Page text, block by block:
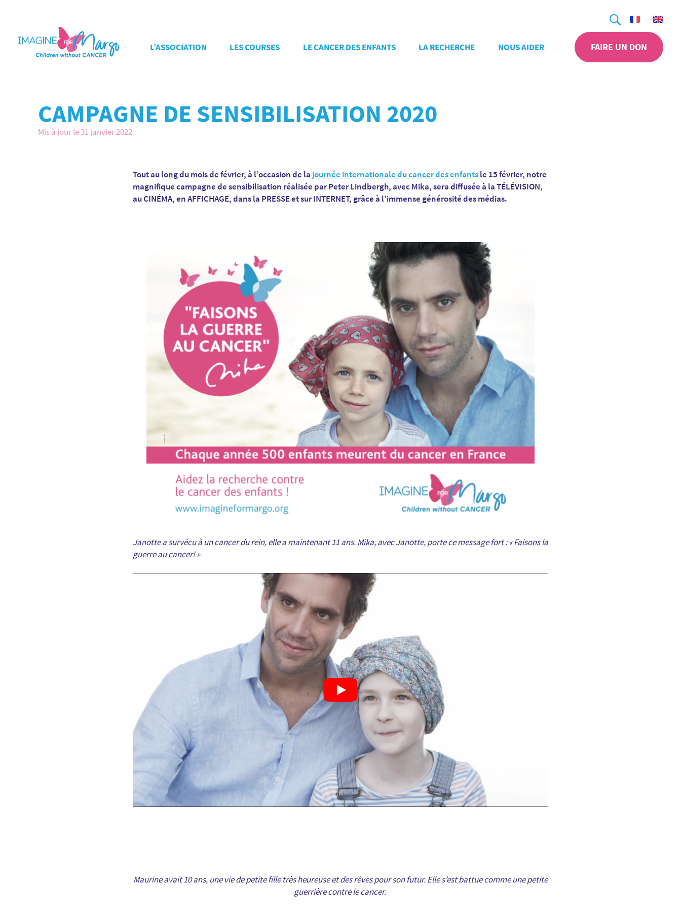
Recherche
L’ASSOCIATION LES COURSES LE CANCER DES ENFANTS LA RECHERCHE NOUS AIDER FAIRE UN DON
CAMPAGNE DE SENSIBILISATION 2020
Mis à jour le 31 janvier 2022
Tout au long du mois de février, à l’occasion de la journée internationale du cancer des enfantsle 15 février, notre
magnifique campagne de sensibilisation réalisée par Peter Lindbergh, avec Mika, sera diffusée à la TÉLÉVISION,
au CINÉMA, en AFFICHAGE, dans la PRESSE et sur INTERNET, grâce à l’immense générosité des médias.
Janotte a survécu à un cancer du rein, elle a maintenant 11 ans. Mika, avec Janotte, porte ce message fort : « Faisons la
guerre au cancer! »
Maurine avait 10 ans, une vie de petite fille très heureuse et des rêves pour son futur. Elle s’est battue comme une petite
guerrière contre le cancer.